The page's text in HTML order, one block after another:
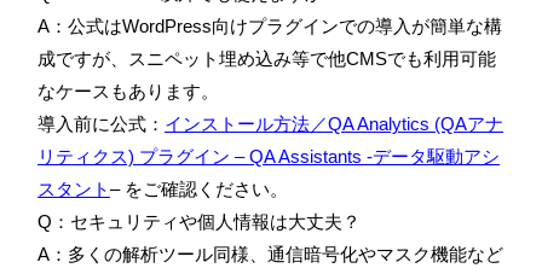
A：公式はWordPress向けプラグインでの導入が簡単な構
成ですが、スニペット埋め込み等で他CMSでも利用可能
なケースもあります。
導入前に公式： インストール方法／QA Analytics (QAアナ
リティクス) プラグイン – QA Assistants -データ駆動アシ
スタント– をご確認ください。
Q：セキュリティや個人情報は大丈夫？
A：多くの解析ツール同様、通信暗号化やマスク機能など